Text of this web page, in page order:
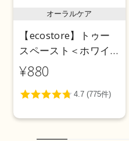
オーラルケア
【ecostore】トゥー
スペースト＜ホワイ
トニング＞ 100g
¥880